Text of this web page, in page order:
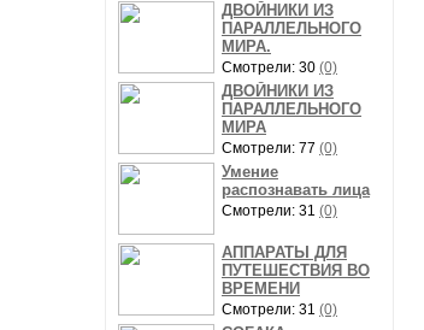
ДВОЙНИКИ ИЗ
ПАРАЛЛЕЛЬНОГО
МИРА.
Смотрели: 30 (0)
ДВОЙНИКИ ИЗ
ПАРАЛЛЕЛЬНОГО
МИРА
Смотрели: 77 (0)
Умение
распознавать лица
Смотрели: 31 (0)
АППАРАТЫ ДЛЯ
ПУТЕШЕСТВИЯ ВО
ВРЕМЕНИ
Смотрели: 31 (0)